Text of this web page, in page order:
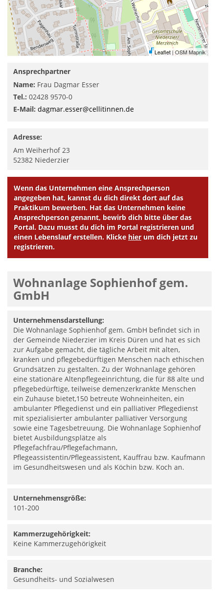
Leaflet| OSM Mapnik
Ansprechpartner
Name: Frau Dagmar Esser
Tel.: 02428 9570-0
E-Mail: dagmar.esser@cellitinnen.de
Adresse:
Am Weiherhof 23
52382 Niederzier
Wenn das Unternehmen eine Ansprechperson
angegeben hat, kannst du dich direkt dort auf das
Praktikum bewerben. Hat das Unternehmen keine
Ansprechperson genannt, bewirb dich bitte über das
Portal. Dazu musst du dich im Portal registrieren und
einen Lebenslauf erstellen. Klicke hier um dich jetzt zu
registrieren.
Wohnanlage Sophienhof gem.
GmbH
Unternehmensdarstellung:
Die Wohnanlage Sophienhof gem. GmbH befindet sich in
der Gemeinde Niederzier im Kreis Düren und hat es sich
zur Aufgabe gemacht, die tägliche Arbeit mit alten,
kranken und pflegebedürftigen Menschen nach ethischen
Grundsätzen zu gestalten. Zu der Wohnanlage gehören
eine stationäre Altenpflegeeinrichtung, die für 88 alte und
pflegebedürftige, teilweise demenzerkrankte Menschen
ein Zuhause bietet,150 betreute Wohneinheiten, ein
ambulanter Pflegedienst und ein palliativer Pflegedienst
mit spezialisierter ambulanter palliativer Versorgung
sowie eine Tagesbetreuung. Die Wohnanlage Sophienhof
bietet Ausbildungsplätze als
Pflegefachfrau/Pflegefachmann,
Pflegeassistentin/Pflegeassistent, Kauffrau bzw. Kaufmann
im Gesundheitswesen und als Köchin bzw. Koch an.
Unternehmensgröße:
101-200
Kammerzugehörigkeit:
Keine Kammerzugehörigkeit
Branche:
Gesundheits- und Sozialwesen